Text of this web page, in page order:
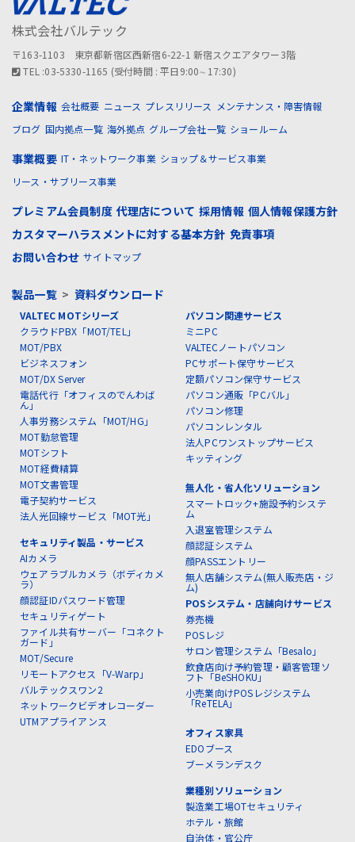
株式会社バルテック
〒163-1103 東京都新宿区西新宿6-22-1 新宿スクエアタワー3階
TEL :03-5330-1165 (受付時間 : 平日9:00∼17:30)
企業情報 会社概要 ニュース プレスリリース メンテナンス・障害情報
ブログ 国内拠点一覧 海外拠点 グループ会社一覧 ショールーム
事業概要 IT・ネットワーク事業 ショップ＆サービス事業
リース・サブリース事業
プレミアム会員制度 代理店について 採用情報 個人情報保護方針
カスタマーハラスメントに対する基本方針 免責事項
お問い合わせ サイトマップ
製品一覧> 資料ダウンロード
VALTEC MOTシリーズ
クラウドPBX「MOT/TEL」
MOT/PBX
ビジネスフォン
MOT/DX Server
電話代行「オフィスのでんわば
ん」
人事労務システム「MOT/HG」
MOT勤怠管理
MOTシフト
MOT経費精算
MOT文書管理
電子契約サービス
法人光回線サービス「MOT光」
セキュリティ製品・サービス
AIカメラ
ウェアラブルカメラ（ボディカメ
ラ）
顔認証IDパスワード管理
セキュリティゲート
ファイル共有サーバー「コネクト
ガード」
MOT/Secure
リモートアクセス「V-Warp」
バルテックスワン2
ネットワークビデオレコーダー
UTMアプライアンス
パソコン関連サービス
ミニPC
VALTECノートパソコン
PCサポート保守サービス
定額パソコン保守サービス
パソコン通販「PCバル」
パソコン修理
パソコンレンタル
法人PCワンストップサービス
キッティング
無人化・省人化ソリューション
スマートロック+施設予約システ
ム
入退室管理システム
顔認証システム
顔PASSエントリー
無人店舗システム(無人販売店・ジ
ム)
POSシステム・店舗向けサービス
券売機
POSレジ
サロン管理システム「Besalo」
飲食店向け予約管理・顧客管理ソ
フト「BeSHOKU」
小売業向けPOSレジシステム
「ReTELA」
オフィス家具
EDOブース
ブーメランデスク
業種別ソリューション
製造業工場OTセキュリティ
ホテル・旅館
自治体・官公庁